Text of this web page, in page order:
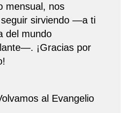
mensual, nos
sirviendo —a ti
del mundo
¡Gracias por
al Evangelio